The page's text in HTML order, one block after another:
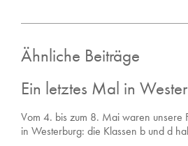
Ähnliche Beiträge
Ein letztes Mal in
Vom 4. bis zum 8. Mai waren unsere
in Westerburg: die Klassen b und d